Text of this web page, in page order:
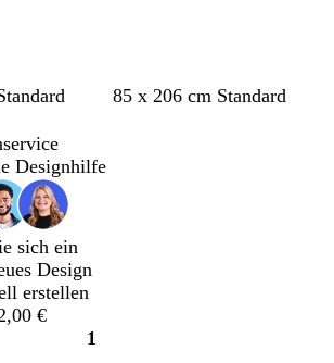
D
D
D
D
85 x 206 cm Standard
Designhilfe
sich ein
Design
erstellen
€
Seite
1